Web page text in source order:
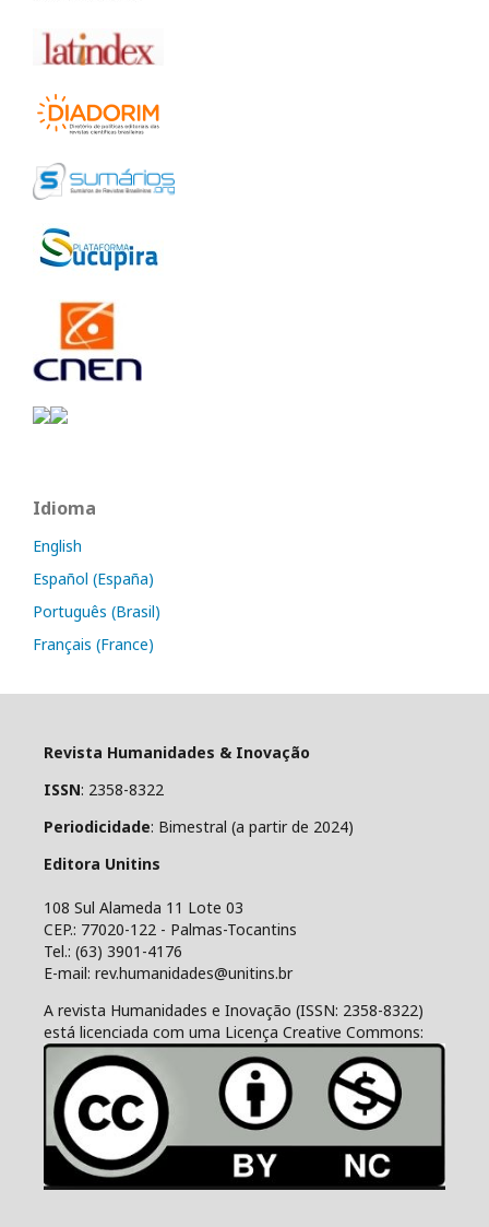
Idioma
English
Español (España)
Português (Brasil)
Français (France)
Revista Humanidades & Inovação
ISSN: 2358-8322
Periodicidade: Bimestral (a partir de 2024)
Editora Unitins
108 Sul Alameda 11 Lote 03
CEP.: 77020-122 - Palmas-Tocantins
Tel.: (63) 3901-4176
E-mail: rev.humanidades@unitins.br
A revista Humanidades e Inovação (ISSN: 2358-8322)
está licenciada com uma Licença Creative Commons: